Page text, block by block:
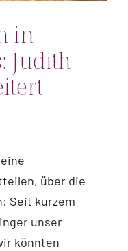
in
Judith
über die
Seit kurzem
unser
könnten